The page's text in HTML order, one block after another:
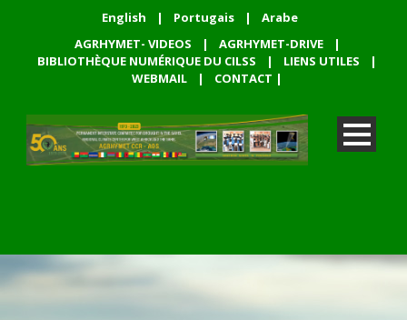
English | Portugais |
Arabe
AGRHYMET- VIDEOS
| AGRHYMET-DRIVE
|
BIBLIOTHÈQUE NUMÉRIQUE DU CILSS
| LIENS UTILES
|
WEBMAIL
| CONTACT |